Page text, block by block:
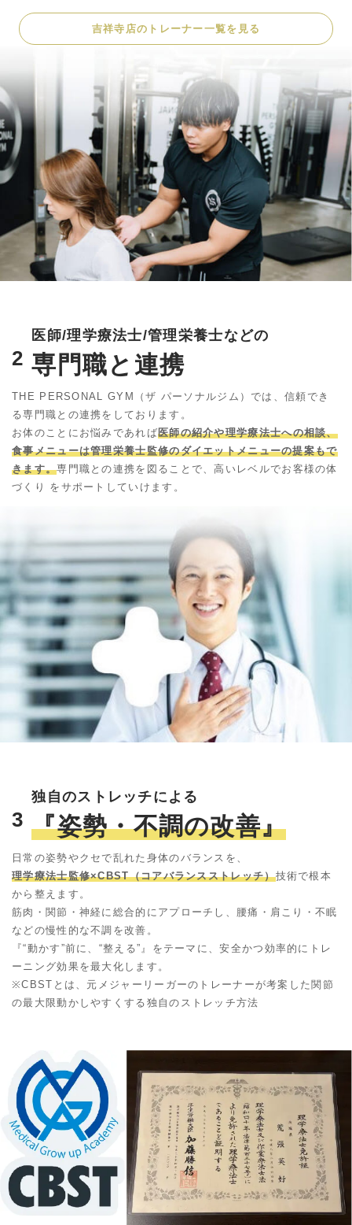
吉祥寺店のトレーナー一覧を見る
2
医師/理学療法士/管理栄養士などの
専門職と連携
THE PERSONAL GYM（ザ パーソナルジム）では、信頼でき
る専門職との連携をしております。
お体のことにお悩みであれば医師の紹介や理学療法士への相談、
食事メニューは管理栄養士監修のダイエットメニューの提案もで
きます。専門職との連携を図ることで、高いレベルでお客様の体
づくり をサポートしていけます。
3
独自のストレッチによる
『姿勢・不調の改善』
日常の姿勢やクセで乱れた身体のバランスを、
理学療法士監修×CBST（コアバランスストレッチ）技術で根本
から整えます。
筋肉・関節・神経に総合的にアプローチし、腰痛・肩こり・不眠
などの慢性的な不調を改善。
『“動かす”前に、“整える”』をテーマに、安全かつ効率的にトレ
ーニング効果を最大化します。
※CBSTとは、元メジャーリーガーのトレーナーが考案した関節
の最大限動かしやすくする独自のストレッチ方法